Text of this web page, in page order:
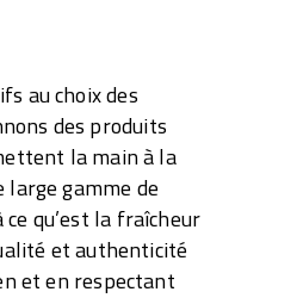
au choix des
des produits
la main à la
gamme de
qu’est la fraîcheur
et authenticité
et en respectant